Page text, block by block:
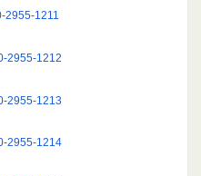
2955-1211
2955-1212
2955-1213
2955-1214